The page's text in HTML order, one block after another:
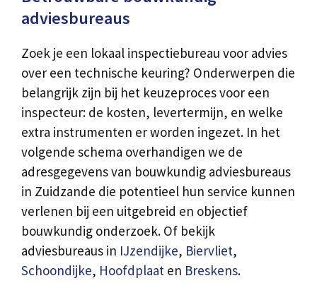
adviesbureaus
Zoek je een lokaal inspectiebureau voor advies
over een technische keuring? Onderwerpen die
belangrijk zijn bij het keuzeproces voor een
inspecteur: de kosten, levertermijn, en welke
extra instrumenten er worden ingezet. In het
volgende schema overhandigen we de
adresgegevens van bouwkundig adviesbureaus
in Zuidzande die potentieel hun service kunnen
verlenen bij een uitgebreid en objectief
bouwkundig onderzoek. Of bekijk
adviesbureaus in IJzendijke, Biervliet,
Schoondijke, Hoofdplaat en Breskens.